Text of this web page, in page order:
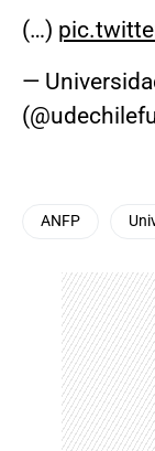
(…)
—
ANFP